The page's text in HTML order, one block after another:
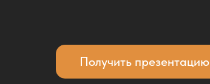
Получить презентацию